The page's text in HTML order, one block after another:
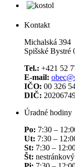
Kontakt
Michalská 394
Spišské Bystré
Tel.: +421 52
E-mail:
IČO: 00 326
DIČ:
Úradné hodiny
Po: 7:30 –
Ut: 7:30 –
St: 7:30 –
Št: